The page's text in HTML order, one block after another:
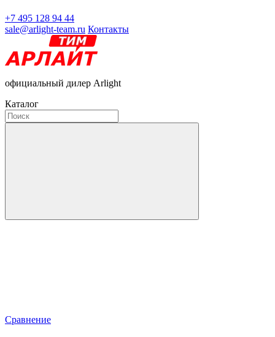
+7 495 128 94 44
sale@arlight-team.ru Контакты
официальный дилер Arlight
Каталог
Сравнение